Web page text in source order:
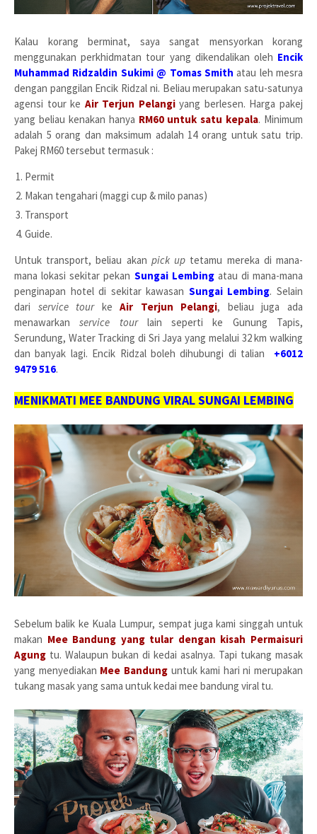
Kalau korang berminat, saya sangat mensyorkan korang
menggunakan perkhidmatan tour yang dikendalikan oleh Encik
Muhammad Ridzaldin Sukimi @ Tomas Smith atau leh mesra
dengan panggilan Encik Ridzal ni. Beliau merupakan satu-satunya
agensi tour ke Air Terjun Pelangiyang berlesen. Harga pakej
yang beliau kenakan hanya RM60 untuk satu kepala. Minimum
adalah 5 orang dan maksimum adalah 14 orang untuk satu trip.
Pakej RM60 tersebut termasuk :
Permit
Makan tengahari (maggi cup & milo panas)
Transport
Guide.
Untuk transport, beliau akan pick up tetamu mereka di mana-
mana lokasi sekitar pekan Sungai Lembingatau di mana-mana
penginapan hotel di sekitar kawasan Sungai Lembing. Selain
dari service tourkeAir Terjun Pelangi, beliau juga ada
menawarkanservice tourlain seperti ke Gunung Tapis,
Serundung, Water Tracking di Sri Jaya yang melalui 32 km walking
dan banyak lagi. Encik Ridzal boleh dihubungi di talian +6012
9479 516.
MENIKMATI MEE BANDUNG VIRAL SUNGAI LEMBING
Sebelum balik ke Kuala Lumpur, sempat juga kami singgah untuk
makan Mee Bandung yang tular dengan kisah Permaisuri
Agung tu. Walaupun bukan di kedai asalnya. Tapi tukang masak
yang menyediakan Mee Bandunguntuk kami hari ni merupakan
tukang masak yang sama untuk kedai mee bandung viral tu.